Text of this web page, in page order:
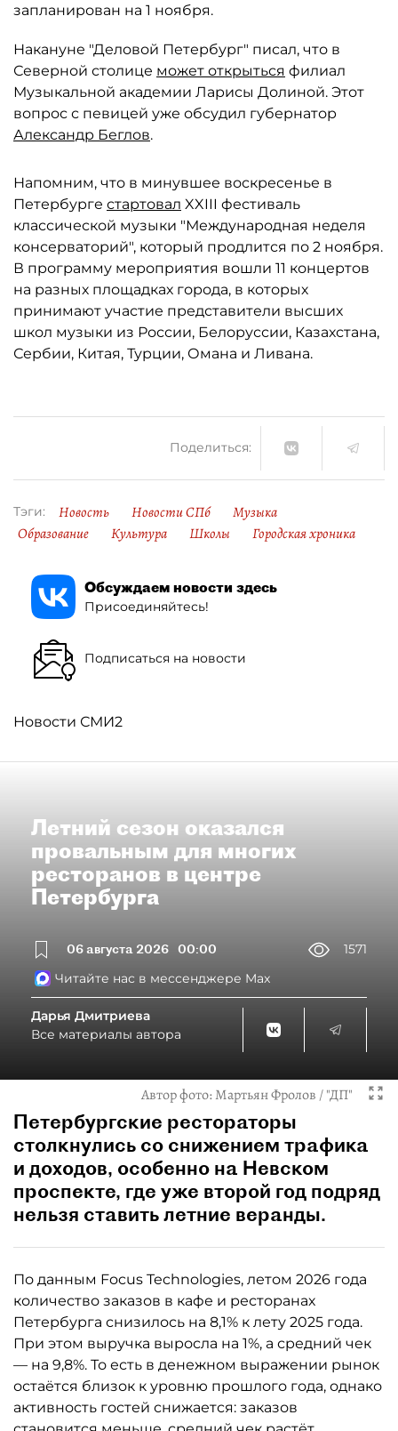
запланирован на 1 ноября.
Накануне "Деловой Петербург" писал, что в
Северной столице может открыться филиал
Музыкальной академии Ларисы Долиной. Этот
вопрос с певицей уже обсудил губернатор
Александр Беглов.
Напомним, что в минувшее воскресенье в
Петербурге стартовал XXIII фестиваль
классической музыки "Международная неделя
консерваторий", который продлится по 2 ноября.
В программу мероприятия вошли 11 концертов
на разных площадках города, в которых
принимают участие представители высших
школ музыки из России, Белоруссии, Казахстана,
Сербии, Китая, Турции, Омана и Ливана.
Поделиться:
Тэги: Новость Новости СПб
Музыка
Образование
Культура Школы Городская хроника
Обсуждаем новости здесь
Присоединяйтесь!
Подписаться на новости
Новости СМИ2
Летний сезон оказался
провальным для многих
ресторанов в центре
Петербурга
06 августа 2026 00:00
1571
Читайте нас в мессенджере Max
Дарья Дмитриева
Все материалы автора
Автор фото:Мартьян Фролов / "ДП"
Петербургские рестораторы
столкнулись со снижением трафика
и доходов, особенно на Невском
проспекте, где уже второй год подряд
нельзя ставить летние веранды.
По данным Focus Technologies, летом 2026 года
количество заказов в кафе и ресторанах
Петербурга снизилось на 8,1% к лету 2025 года.
При этом выручка выросла на 1%, а средний чек
— на 9,8%. То есть в денежном выражении рынок
остаётся близок к уровню прошлого года, однако
активность гостей снижается: заказов